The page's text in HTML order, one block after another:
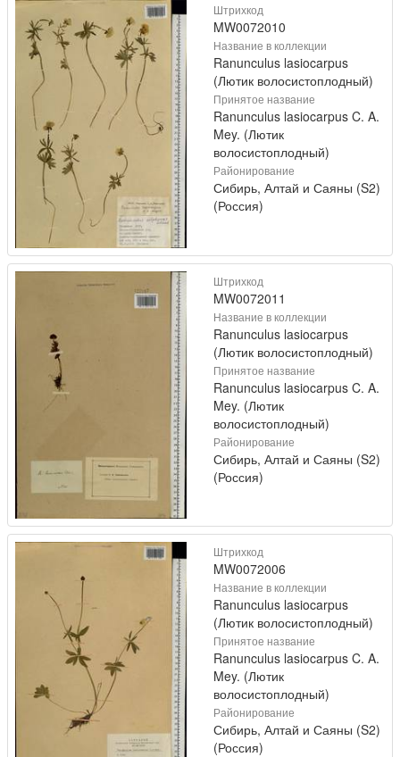
Штрихкод
MW0072010
Название в коллекции
Ranunculus lasiocarpus
(Лютик волосистоплодный)
Принятое название
Ranunculus lasiocarpus C. A.
Mey. (Лютик
волосистоплодный)
Районирование
Сибирь, Алтай и Саяны (S2)
(Россия)
Штрихкод
MW0072011
Название в коллекции
Ranunculus lasiocarpus
(Лютик волосистоплодный)
Принятое название
Ranunculus lasiocarpus C. A.
Mey. (Лютик
волосистоплодный)
Районирование
Сибирь, Алтай и Саяны (S2)
(Россия)
Штрихкод
MW0072006
Название в коллекции
Ranunculus lasiocarpus
(Лютик волосистоплодный)
Принятое название
Ranunculus lasiocarpus C. A.
Mey. (Лютик
волосистоплодный)
Районирование
Сибирь, Алтай и Саяны (S2)
(Россия)